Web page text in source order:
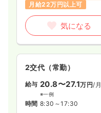
月給22万円以上可
気になる
2交代（常勤）
給与 20.8〜27.1万円/月
※一例
時間 8:30～17:30